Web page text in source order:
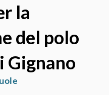
la
del polo
Gignano